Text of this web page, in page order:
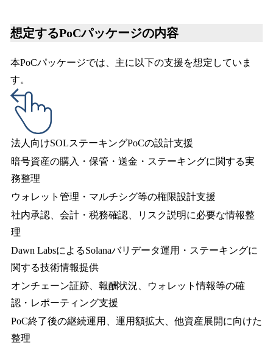
想定するPoCパッケージの内容
本PoCパッケージでは、主に以下の支援を想定していま
す。
法人向けSOLステーキングPoCの設計支援
暗号資産の購入・保管・送金・ステーキングに関する実
務整理
ウォレット管理・マルチシグ等の権限設計支援
社内承認、会計・税務確認、リスク説明に必要な情報整
理
Dawn LabsによるSolanaバリデータ運用・ステーキングに
関する技術情報提供
オンチェーン証跡、報酬状況、ウォレット情報等の確
認・レポーティング支援
PoC終了後の継続運用、運用額拡大、他資産展開に向けた
整理